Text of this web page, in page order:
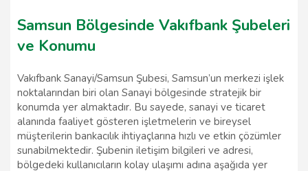
Samsun Bölgesinde Vakıfbank Şubeleri
ve Konumu
Vakıfbank Sanayi/Samsun Şubesi, Samsun’un merkezi işlek
noktalarından biri olan Sanayi bölgesinde stratejik bir
konumda yer almaktadır. Bu sayede, sanayi ve ticaret
alanında faaliyet gösteren işletmelerin ve bireysel
müşterilerin bankacılık ihtiyaçlarına hızlı ve etkin çözümler
sunabilmektedir. Şubenin iletişim bilgileri ve adresi,
bölgedeki kullanıcıların kolay ulaşımı adına aşağıda yer